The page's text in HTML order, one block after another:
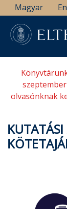
Ugrás
a
tartalomra
Magyar
olvasónknak